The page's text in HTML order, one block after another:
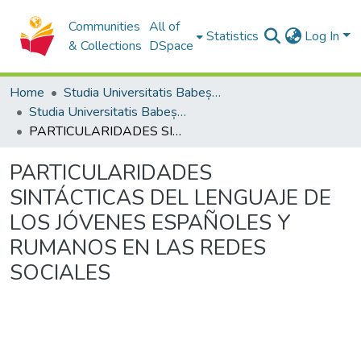
Communities
& Collections
All of
DSpace
Statistics Log In
Home
Studia Universitatis Babeș-Bolyai Collection
Studia Universitatis Babeș-Bolyai Philologia
PARTICULARIDADES SINTÁCTICAS DEL LENGUAJE DE LOS JÓVENES ESPAÑOLES Y RUMANOS EN LAS REDES SOCIALES
PARTICULARIDADES
SINTÁCTICAS DEL LENGUAJE DE
LOS JÓVENES ESPAÑOLES Y
RUMANOS EN LAS REDES
SOCIALES